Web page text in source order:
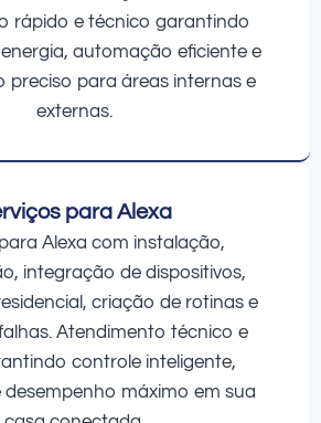
rápido e técnico garantindo
automação eficiente e
preciso para áreas internas e
externas.
para Alexa
Alexa com instalação,
integração de dispositivos,
criação de rotinas e
Atendimento técnico e
controle inteligente,
desempenho máximo em sua